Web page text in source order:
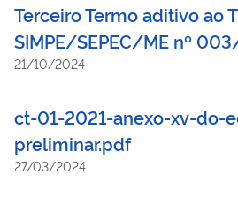
Terceiro Termo aditivo ao
SIMPE/SEPEC/ME nº
21/10/2024
ct-01-2021-anexo-xv-do-
preliminar.pdf
27/03/2024